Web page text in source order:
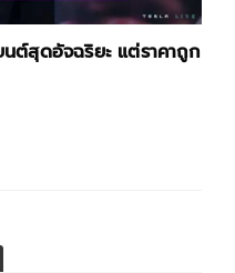
ต์สุดอัจฉริยะ แต่ราคาถูก